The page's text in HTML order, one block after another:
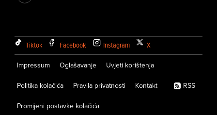
Tiktok Facebook Instagram X
Impressum Oglašavanje Uvjeti korištenja
Politika kolačića Pravila privatnosti Kontakt
Promijeni postavke kolačića
RSS